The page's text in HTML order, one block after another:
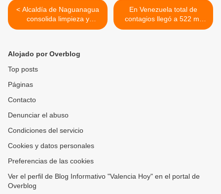
< Alcaldía de Naguanagua
consolida limpieza y
mantenimiento de espacios
En Venezuela total de
contagios llegó a 522 mil
034 con 3 nuevos registros
Alojado por Overblog
Top posts
Páginas
Contacto
Denunciar el abuso
Condiciones del servicio
Cookies y datos personales
Preferencias de las cookies
Ver el perfil de Blog Informativo "Valencia Hoy" en el portal de
Overblog